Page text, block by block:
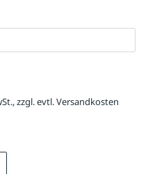
zzgl. evtl.Versandkosten
den